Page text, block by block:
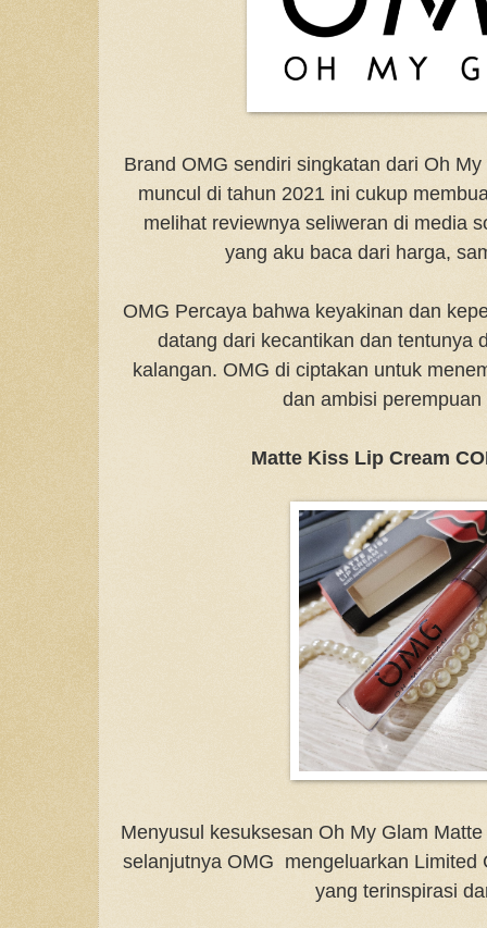
Brand OMG sendiri singkatan dari Oh
muncul di tahun 2021 ini cukup
melihat reviewnya seliweran di media
yang aku baca dari harga,
OMG Percaya bahwa keyakinan dan
datang dari kecantikan dan tentunya
kalangan. OMG di ciptakan untuk
dan ambisi
Matte Kiss Lip Cream
Menyusul kesuksesan Oh My Glam
selanjutnya OMG mengeluarkan Limited
yang terinspirasi